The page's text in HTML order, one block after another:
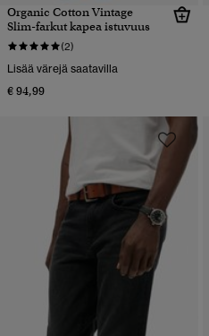
Organic Cotton Vintage
Slim-farkut kapea istuvuus
(2)
Lisää värejä saatavilla
€ 94,99